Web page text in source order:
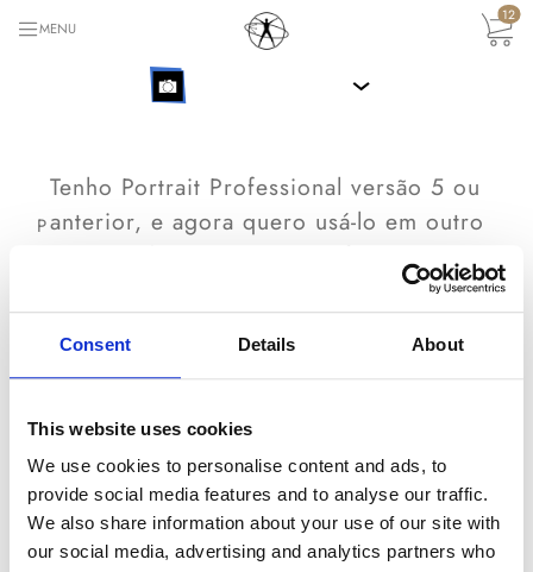
Consent Details About
This website uses cookies
We use cookies to personalise content and ads, to
provide social media features and to analyse our traffic.
We also share information about your use of our site with
our social media, advertising and analytics partners who
MENU
12
›
P
Tenho Portrait Professional versão 5 ou
anterior, e agora quero usá-lo em outro
computador. O que posso fazer?
R
Se você deseja transferir o seu Portrait Professional
precisa desativar sua licença atual, e isso vai criar
uma nova chave, que você pode usar para ativar
Portrait Professional novamente. Vá ao nosso
gerenciador de licenças
Se não tiver encontrado a resposta para a sua